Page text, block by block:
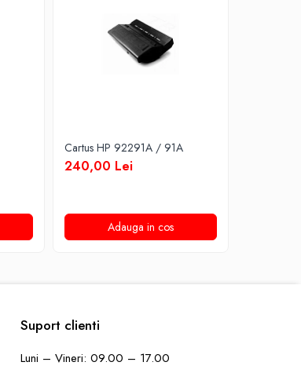
Cartus HP 92291A / 91A
240,00 Lei
Adauga in cos
Suport clienti
Luni – Vineri: 09.00 – 17.00